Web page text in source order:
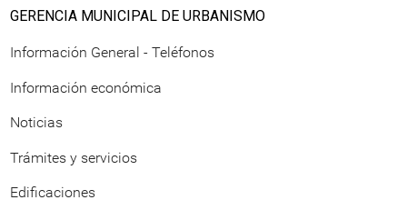
GERENCIA MUNICIPAL DE URBANISMO
Información General - Teléfonos
Información económica
Noticias
Trámites y servicios
Edificaciones